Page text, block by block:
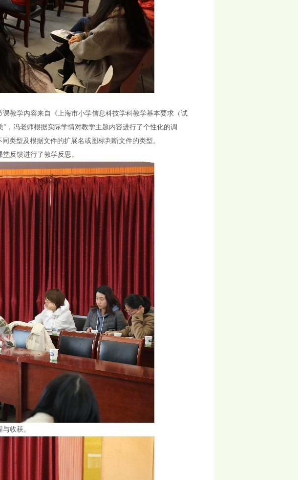
教学内容来自《上海市小学信息科技学科教学基本要求（试
，冯老师根据实际学情对教学主题内容进行了个性化的调
类型及根据文件的扩展名或图标判断文件的类型。
反馈进行了教学反思。
收获。